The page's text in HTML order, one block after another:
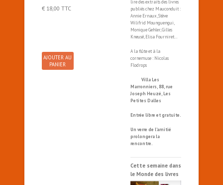
€ 18,00 TTC
AJOUTER AU
PANIER
lire des extraits des livres
publiés chez Mauconduit :
Annie Ernaux, Stève
Wilifrid Mounguengui,
Monique Gehler, Gilles
Kneusé, Elisa Fourniret…
A la flûte et à la
cornemuse : Nicolas
Flodrops
Villa Les
Marronniers, 88, rue
Joseph Heuzé, Les
Petites Dalles
Entrée libre et gratuite.
Un verre de l’amitié
prolongera la
rencontre.
Cette semaine dans
le Monde des livres